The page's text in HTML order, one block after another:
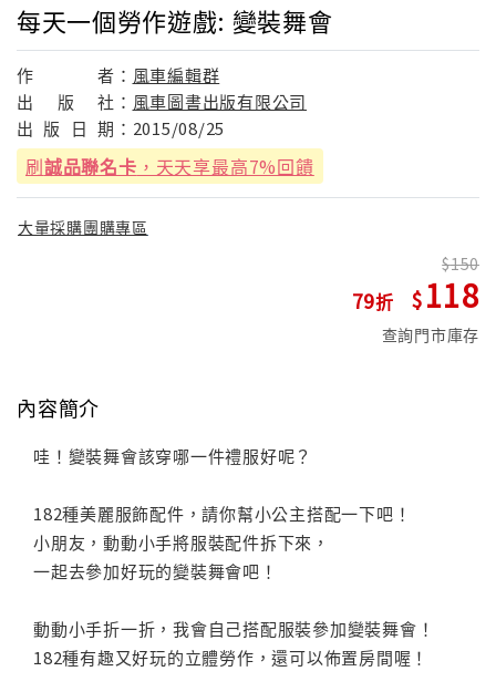
每天一個勞作遊戲: 變裝舞會
作 者： 風車編輯群
出
版 社： 風車圖書出版有限公司
出 版 日 期： 2015/08/25
刷誠品聯名卡 ，天天享最高7%回饋
大量採購團購專區
79
150
118
查詢門市庫存
內容簡介
哇！變裝舞會該穿哪一件禮服好呢？
182種美麗服飾配件，請你幫小公主搭配一下吧！
小朋友，動動小手將服裝配件拆下來，
一起去參加好玩的變裝舞會吧！
動動小手折一折，我會自己搭配服裝參加變裝舞會！
182種有趣又好玩的立體勞作，還可以佈置房間喔！